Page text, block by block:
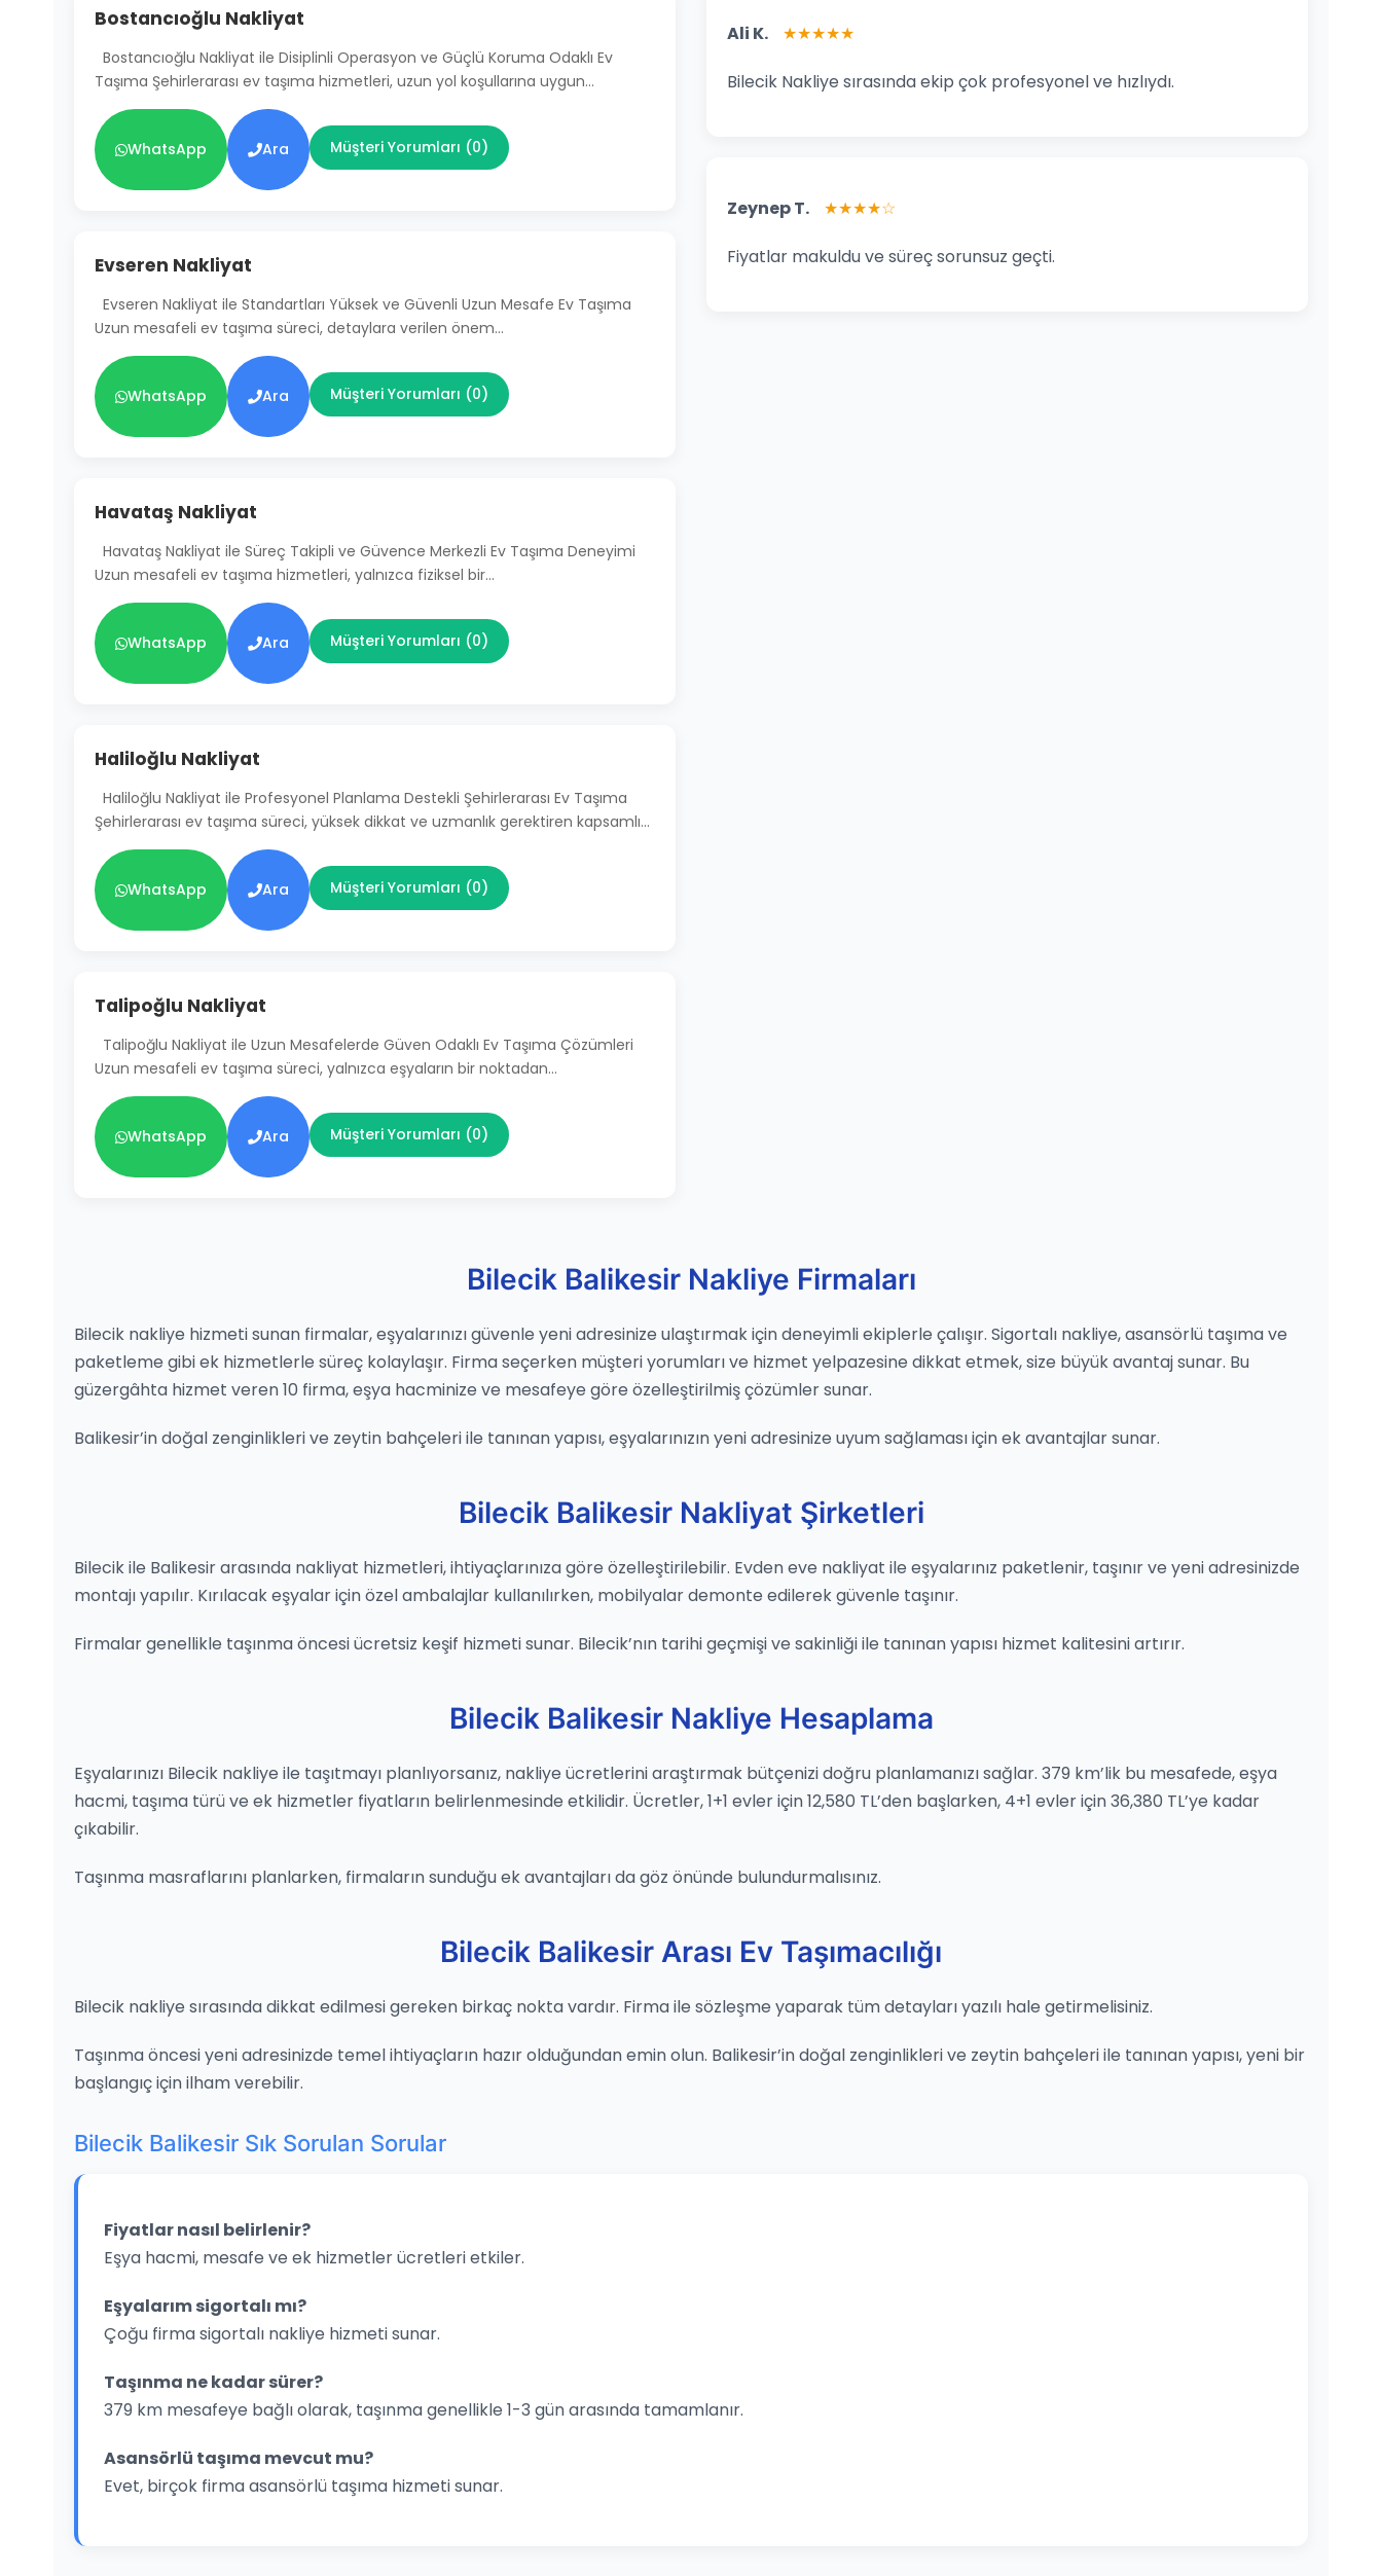
Bostancıoğlu Nakliyat
Bostancıoğlu Nakliyat ile Disiplinli Operasyon ve Güçlü Koruma Odaklı Ev
Taşıma Şehirlerarası ev taşıma hizmetleri, uzun yol koşullarına uygun…
WhatsApp Ara Müşteri Yorumları (0)
Evseren Nakliyat
Evseren Nakliyat ile Standartları Yüksek ve Güvenli Uzun Mesafe Ev Taşıma
Uzun mesafeli ev taşıma süreci, detaylara verilen önem…
WhatsApp Ara Müşteri Yorumları (0)
Havataş Nakliyat
Havataş Nakliyat ile Süreç Takipli ve Güvence Merkezli Ev Taşıma Deneyimi
Uzun mesafeli ev taşıma hizmetleri, yalnızca fiziksel bir…
WhatsApp Ara Müşteri Yorumları (0)
Haliloğlu Nakliyat
Haliloğlu Nakliyat ile Profesyonel Planlama Destekli Şehirlerarası Ev Taşıma
Şehirlerarası ev taşıma süreci, yüksek dikkat ve uzmanlık gerektiren kapsamlı…
WhatsApp Ara Müşteri Yorumları (0)
Talipoğlu Nakliyat
Talipoğlu Nakliyat ile Uzun Mesafelerde Güven Odaklı Ev Taşıma Çözümleri
Uzun mesafeli ev taşıma süreci, yalnızca eşyaların bir noktadan…
WhatsApp Ara Müşteri Yorumları (0)
Ali K. ★★★★★
Bilecik Nakliye sırasında ekip çok profesyonel ve hızlıydı.
Zeynep T. ★★★★☆
Fiyatlar makuldu ve süreç sorunsuz geçti.
Bilecik Balikesir Nakliye Firmaları
Bilecik nakliye hizmeti sunan firmalar, eşyalarınızı güvenle yeni adresinize ulaştırmak için deneyimli ekiplerle çalışır. Sigortalı nakliye, asansörlü taşıma ve
paketleme gibi ek hizmetlerle süreç kolaylaşır. Firma seçerken müşteri yorumları ve hizmet yelpazesine dikkat etmek, size büyük avantaj sunar. Bu
güzergâhta hizmet veren 10 firma, eşya hacminize ve mesafeye göre özelleştirilmiş çözümler sunar.
Balikesir’in doğal zenginlikleri ve zeytin bahçeleri ile tanınan yapısı, eşyalarınızın yeni adresinize uyum sağlaması için ek avantajlar sunar.
Bilecik Balikesir Nakliyat Şirketleri
Bilecik ile Balikesir arasında nakliyat hizmetleri, ihtiyaçlarınıza göre özelleştirilebilir. Evden eve nakliyat ile eşyalarınız paketlenir, taşınır ve yeni adresinizde
montajı yapılır. Kırılacak eşyalar için özel ambalajlar kullanılırken, mobilyalar demonte edilerek güvenle taşınır.
Firmalar genellikle taşınma öncesi ücretsiz keşif hizmeti sunar. Bilecik’nın tarihi geçmişi ve sakinliği ile tanınan yapısı hizmet kalitesini artırır.
Bilecik Balikesir Nakliye Hesaplama
Eşyalarınızı Bilecik nakliye ile taşıtmayı planlıyorsanız, nakliye ücretlerini araştırmak bütçenizi doğru planlamanızı sağlar. 379 km’lik bu mesafede, eşya
hacmi, taşıma türü ve ek hizmetler fiyatların belirlenmesinde etkilidir. Ücretler, 1+1 evler için 12,580 TL’den başlarken, 4+1 evler için 36,380 TL’ye kadar
çıkabilir.
Taşınma masraflarını planlarken, firmaların sunduğu ek avantajları da göz önünde bulundurmalısınız.
Bilecik Balikesir Arası Ev Taşımacılığı
Bilecik nakliye sırasında dikkat edilmesi gereken birkaç nokta vardır. Firma ile sözleşme yaparak tüm detayları yazılı hale getirmelisiniz.
Taşınma öncesi yeni adresinizde temel ihtiyaçların hazır olduğundan emin olun. Balikesir’in doğal zenginlikleri ve zeytin bahçeleri ile tanınan yapısı, yeni bir
başlangıç için ilham verebilir.
Bilecik Balikesir Sık Sorulan Sorular
Fiyatlar nasıl belirlenir?
Eşya hacmi, mesafe ve ek hizmetler ücretleri etkiler.
Eşyalarım sigortalı mı?
Çoğu firma sigortalı nakliye hizmeti sunar.
Taşınma ne kadar sürer?
379 km mesafeye bağlı olarak, taşınma genellikle 1-3 gün arasında tamamlanır.
Asansörlü taşıma mevcut mu?
Evet, birçok firma asansörlü taşıma hizmeti sunar.